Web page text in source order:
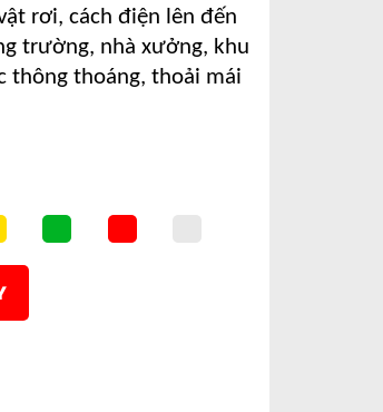
rơi, cách điện lên đến
trường, nhà xưởng, khu
thông thoáng, thoải mái